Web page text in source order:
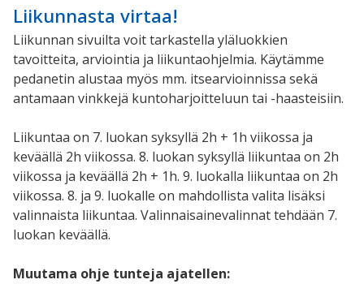
Liikunnasta virtaa!
Liikunnan sivuilta voit tarkastella yläluokkien
tavoitteita, arviointia ja liikuntaohjelmia. Käytämme
pedanetin alustaa myös mm. itsearvioinnissa sekä
antamaan vinkkejä kuntoharjoitteluun tai -haasteisiin.
Liikuntaa on 7. luokan syksyllä 2h + 1h viikossa ja
keväällä 2h viikossa. 8. luokan syksyllä liikuntaa on 2h
viikossa ja keväällä 2h + 1h. 9. luokalla liikuntaa on 2h
viikossa. 8. ja 9. luokalle on mahdollista valita lisäksi
valinnaista liikuntaa. Valinnaisainevalinnat tehdään 7.
luokan keväällä.
Muutama ohje tunteja ajatellen: